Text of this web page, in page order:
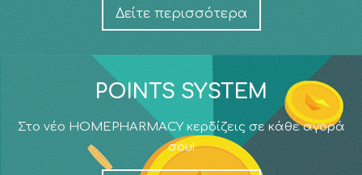
Δείτε περισσότερα
POINTS SYSTEM
Στο νέο HOMEPHARMACY κερδίζεις σε κάθε αγορά
σου!